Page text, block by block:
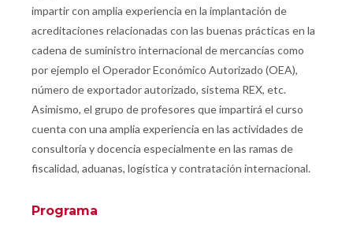
impartir con amplia experiencia en la implantación de
acreditaciones relacionadas con las buenas prácticas en la
cadena de suministro internacional de mercancías como
por ejemplo el Operador Económico Autorizado (OEA),
número de exportador autorizado, sistema REX, etc.
Asimismo, el grupo de profesores que impartirá el curso
cuenta con una amplia experiencia en las actividades de
consultoría y docencia especialmente en las ramas de
fiscalidad, aduanas, logística y contratación internacional.
Programa